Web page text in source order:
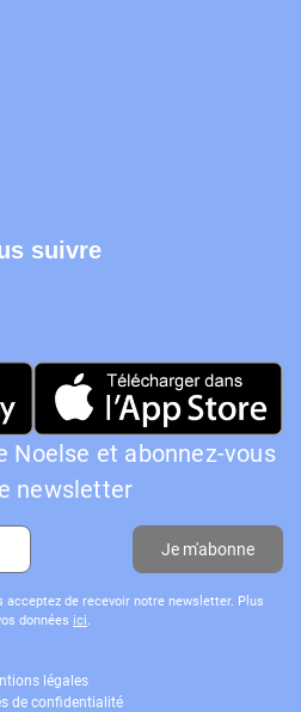
suivre
Noelse et abonnez-vous
newsletter
Je m'abonne
acceptez de recevoir notre newsletter. Plus
données ici
légales
de confidentialité